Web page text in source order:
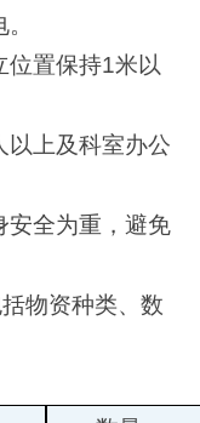
位置保持1米以
以上及科室办公
安全为重，避免
物资种类、数